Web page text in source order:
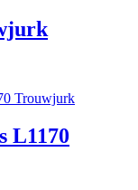
L1170